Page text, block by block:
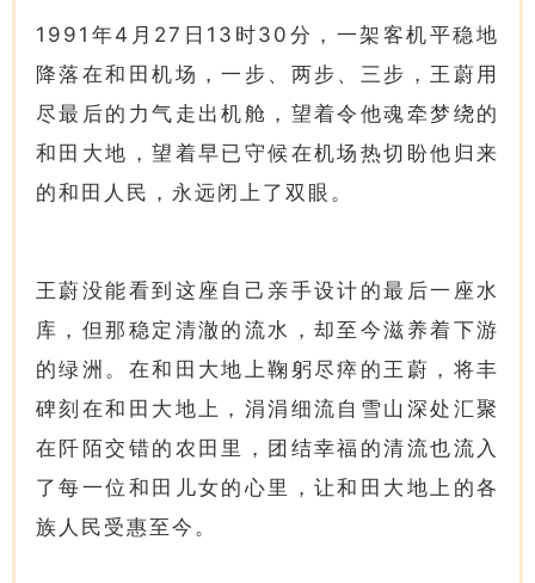
1991年4月27日13时30分，一架客机平稳地
降落在和田机场，一步、两步、三步，王蔚用
尽最后的力气走出机舱，望着令他魂牵梦绕的
和田大地，望着早已守候在机场热切盼他归来
的和田人民，永远闭上了双眼。
王蔚没能看到这座自己亲手设计的最后一座水
库，但那稳定清澈的流水，却至今滋养着下游
的绿洲。在和田大地上鞠躬尽瘁的王蔚，将丰
碑刻在和田大地上，涓涓细流自雪山深处汇聚
在阡陌交错的农田里，团结幸福的清流也流入
了每一位和田儿女的心里，让和田大地上的各
族人民受惠至今。